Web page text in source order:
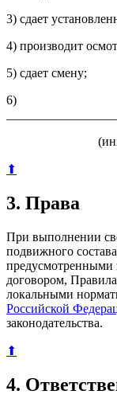
3) сдает
4) производит
5) сдает смену;
6)
(иные
⬆
3. Права
При выполнении
подвижного
предусмотренными
договором,
локальными
Российской
законодательства.
⬆
4.